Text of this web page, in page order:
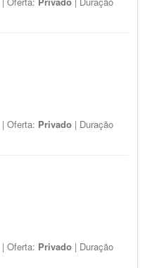
| Oferta: Privado | Duração
| Oferta: Privado | Duração